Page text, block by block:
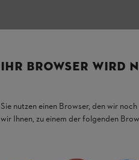
IHR BROWSER WIRD
Sie nutzen einen Browser, den wir
wir Ihnen, zu einem der folgenden